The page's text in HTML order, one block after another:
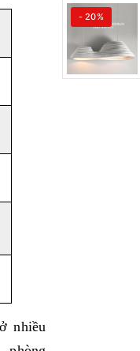
nhiều
- 20%